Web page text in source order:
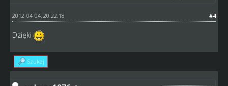
#4
2012-04-04, 20:22:18
Dzięki
Szukaj